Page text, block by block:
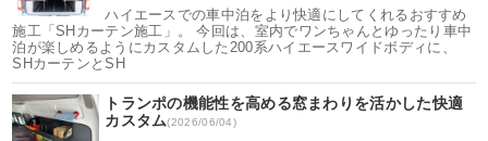
ハイエースでの車中泊をより快適にしてくれるおすすめ
施工「SHカーテン施工」。 今回は、室内でワンちゃんとゆったり車中
泊が楽しめるようにカスタムした200系ハイエースワイドボディに、
SHカーテンとSH
トランポの機能性を高める窓まわりを活かした快適
カスタム(2026/06/04)